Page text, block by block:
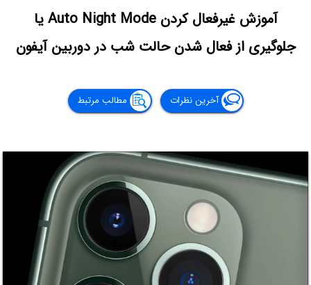
آموزش غیرفعال کردن Auto Night Mode یا
جلوگیری از فعال شدن حالت شب در دوربین آیفون
آخرین نظرات مطالب مرتبط